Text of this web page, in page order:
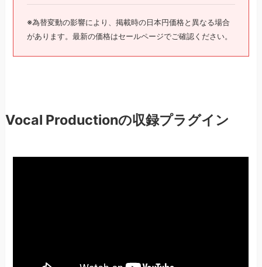
※為替変動の影響により、掲載時の日本円価格と異なる場合
があります。最新の価格はセールページでご確認ください。
Vocal Productionの収録プラグイン